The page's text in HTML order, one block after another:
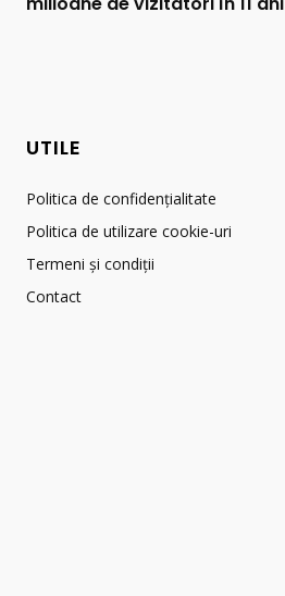
UTILE
Politica de confidențialitate
Politica de utilizare cookie-uri
Termeni și condiții
Contact